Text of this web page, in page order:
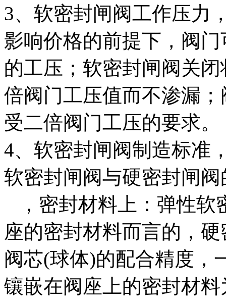
3、软密封闸阀工作压力
影响价格的前提下，阀
的工压；软密封闸阀关
倍阀门工压值而不渗漏
受二倍阀门工压的要求。
4、软密封闸阀制造标准
软密封闸阀与硬密封闸
，密封材料上：弹性软
座的密封材料而言的，
阀芯(球体)的配合精度，
镶嵌在阀座上的密封材